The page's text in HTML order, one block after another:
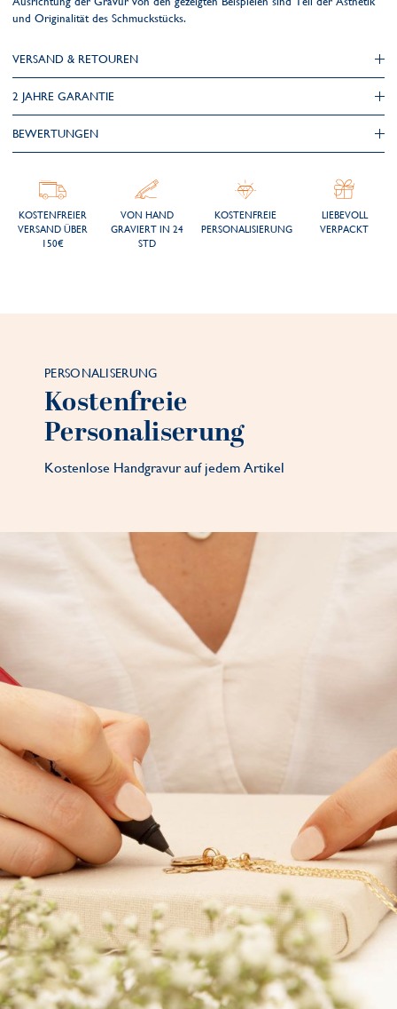
und Originalität des Schmuckstücks.
VERSAND & RETOUREN
2 JAHRE GARANTIE
BEWERTUNGEN
KOSTENFREIER
VERSAND ÜBER
150€
VON HAND
GRAVIERT IN 24
STD
KOSTENFREIE
PERSONALISIERUNG
LIEBEVOLL
VERPACKT
PERSONALISERUNG
Kostenfreie
Personaliserung
Kostenlose Handgravur auf jedem Artikel